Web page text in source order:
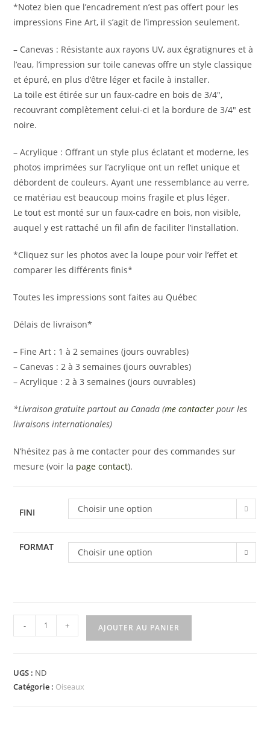
*Notez bien que l’encadrement n’est pas offert pour les
impressions Fine Art, il s’agit de l’impression seulement.
– Canevas : Résistante aux rayons UV, aux égratignures et à
l’eau, l’impression sur toile canevas offre un style classique
et épuré, en plus d’être léger et facile à installer.
La toile est étirée sur un faux-cadre en bois de 3/4″,
recouvrant complètement celui-ci et la bordure de 3/4″ est
noire.
– Acrylique : Offrant un style plus éclatant et moderne, les
photos imprimées sur l’acrylique ont un reflet unique et
débordent de couleurs. Ayant une ressemblance au verre,
ce matériau est beaucoup moins fragile et plus léger.
Le tout est monté sur un faux-cadre en bois, non visible,
auquel y est rattaché un fil afin de faciliter l’installation.
*Cliquez sur les photos avec la loupe pour voir l’effet et
comparer les différents finis*
Toutes les impressions sont faites au Québec
Délais de livraison*
– Fine Art : 1 à 2 semaines (jours ouvrables)
– Canevas : 2 à 3 semaines (jours ouvrables)
– Acrylique : 2 à 3 semaines (jours ouvrables)
*Livraison gratuite partout au Canada (me contacter pour les
livraisons internationales)
N’hésitez pas à me contacter pour des commandes sur
mesure (voir la page contact).
FINI Choisir une option
FORMAT Choisir une option
quantité
de
Impression
- + AJOUTER AU PANIER
UGS : ND
Catégorie : Oiseaux